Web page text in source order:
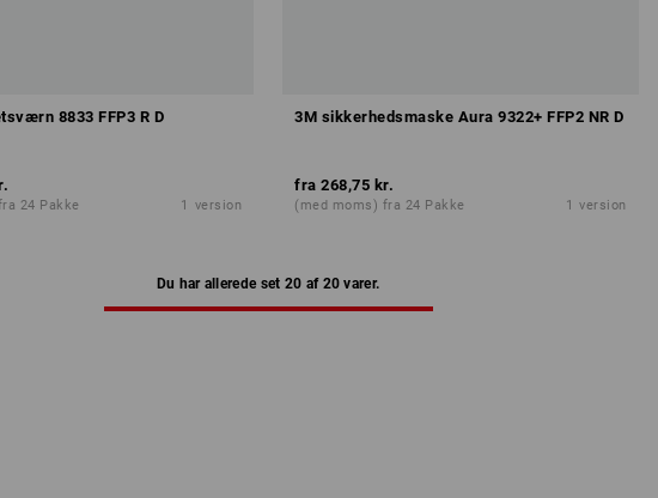
8833 FFP3 R D
24 Pakke 1 version
3M sikkerhedsmaske Aura 9322+ FFP2 NR D
fra 268,75 kr.
(med moms) fra 24 Pakke 1 version
Du har allerede set 20 af 20 varer.